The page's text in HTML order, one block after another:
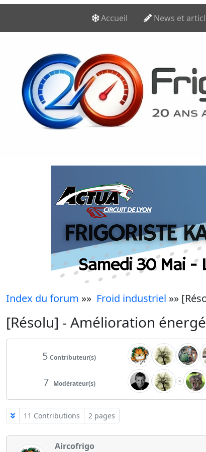
Accueil News et
Index du forum »» Froid industriel »»
[Résolu] - Amélioration
5 Contributeur(s)
7 Modérateur(s)
11 Contributions 2 pages
Aircofrigo